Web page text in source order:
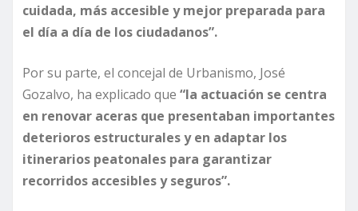
cuidada, más accesible y mejor preparada para
el día a día de los ciudadanos”.
Por su parte, el concejal de Urbanismo, José
Gozalvo, ha explicado que “la actuación se centra
en renovar aceras que presentaban importantes
deterioros estructurales y en adaptar los
itinerarios peatonales para garantizar
recorridos accesibles y seguros”.